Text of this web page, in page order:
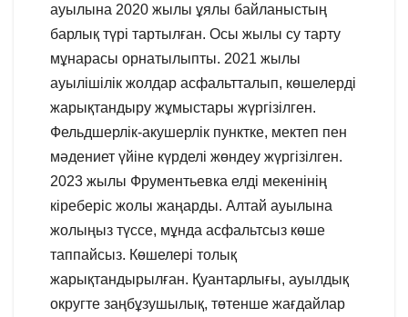
ауылына 2020 жылы ұялы байланыстың
барлық түрі тартылған. Осы жылы су тарту
мұнарасы орнатылыпты. 2021 жылы
ауылішілік жолдар асфальтталып, көшелерді
жарықтандыру жұмыстары жүргізілген.
Фельдшерлік-акушерлік пунктке, мектеп пен
мәдениет үйіне күрделі жөндеу жүргізілген.
2023 жылы Фрументьевка елді мекенінің
кіреберіс жолы жаңарды. Алтай ауылына
жолыңыз түссе, мұнда асфальтсыз көше
таппайсыз. Көшелері толық
жарықтандырылған. Қуантарлығы, ауылдық
округте заңбұзушылық, төтенше жағдайлар